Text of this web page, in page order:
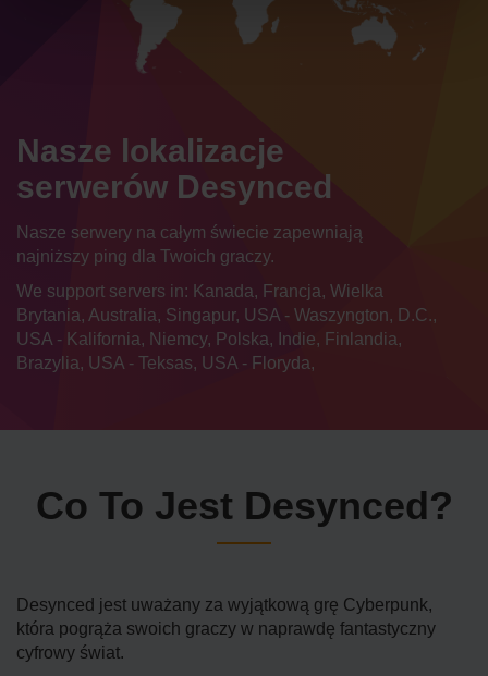
Nasze lokalizacje
serwerów Desynced
Nasze serwery na całym świecie zapewniają
najniższy ping dla Twoich graczy.
We support servers in: Kanada, Francja, Wielka
Brytania, Australia, Singapur, USA - Waszyngton, D.C.,
USA - Kalifornia, Niemcy, Polska, Indie, Finlandia,
Brazylia, USA - Teksas, USA - Floryda,
Co To Jest Desynced?
Desynced jest uważany za wyjątkową grę Cyberpunk,
która pogrąża swoich graczy w naprawdę fantastyczny
cyfrowy świat.